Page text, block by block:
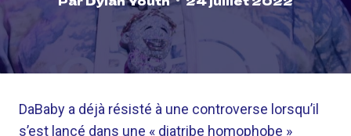
DaBaby a déjà résisté à une controverse lorsqu’il
s’est lancé dans une « diatribe homophobe »